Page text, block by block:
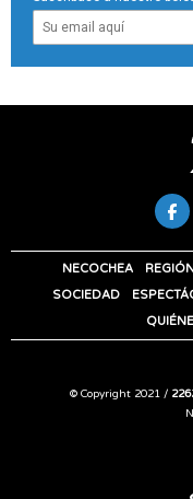
NECOCHEA
SOCIEDAD
© Copyright 2021 /